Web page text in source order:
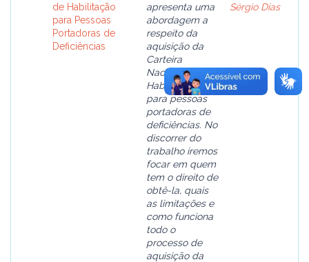
de Habilitação
para Pessoas
Portadoras de
Deficiências
apresenta uma
abordagem a
respeito da
aquisição da
Carteira
Nacional de
Habilitação
para pessoas
portadoras de
deficiências. No
discorrer do
trabalho iremos
focar em quem
tem o direito de
obtê-la, quais
as limitações e
como funciona
todo o
processo de
aquisição da
Sérgio Dias